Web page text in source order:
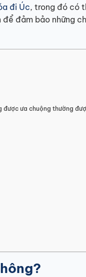
đi Úc, trong đó có
đảm bảo những
ưa chuộng thường